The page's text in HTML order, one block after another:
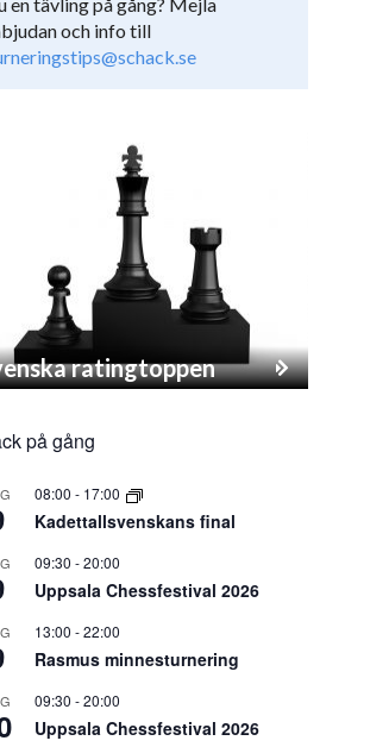
och info till
ratingtoppen
på gång
08:00 - 17:00
Kadettallsvenskans final
09:30 -20:00
Uppsala Chessfestival 2026
13:00 -22:00
Rasmus minnesturnering
09:30 -20:00
Uppsala Chessfestival 2026